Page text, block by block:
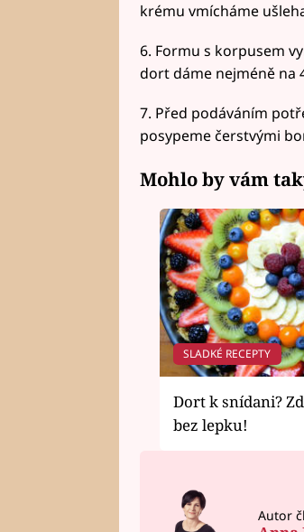
krému vmícháme
6. Formu s korpusem
dort dáme nejméně na
7. Před podáváním
posypeme čerstvými
Mohlo by vám
SLADKÉ RECEPTY
Dort k snídani?
bez lepku!
Autor